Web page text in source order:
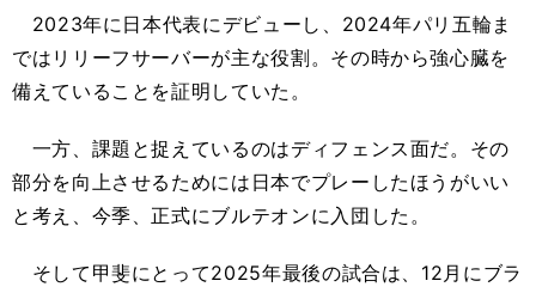
2023年に日本代表にデビューし、2024年パリ五輪ま
ではリリーフサーバーが主な役割。その時から強心臓を
備えていることを証明していた。
一方、課題と捉えているのはディフェンス面だ。その
部分を向上させるためには日本でプレーしたほうがいい
と考え、今季、正式にブルテオンに入団した。
そして甲斐にとって2025年最後の試合は、12月にブラ